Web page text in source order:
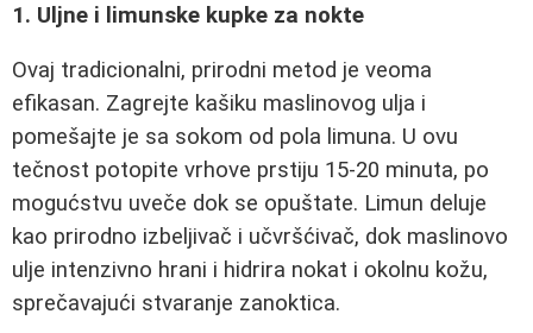
1. Uljne i limunske kupke za nokte
Ovaj tradicionalni, prirodni metod je veoma
efikasan. Zagrejte kašiku maslinovog ulja i
pomešajte je sa sokom od pola limuna. U ovu
tečnost potopite vrhove prstiju 15-20 minuta, po
mogućstvu uveče dok se opuštate. Limun deluje
kao prirodno izbeljivač i učvršćivač, dok maslinovo
ulje intenzivno hrani i hidrira nokat i okolnu kožu,
sprečavajući stvaranje zanoktica.